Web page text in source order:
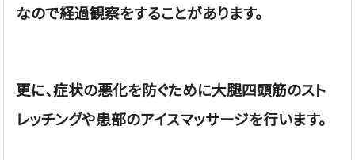
なので経過観察をすることがあります。
更に、症状の悪化を防ぐために大腿四頭筋のスト
レッチングや患部のアイスマッサージを行います。